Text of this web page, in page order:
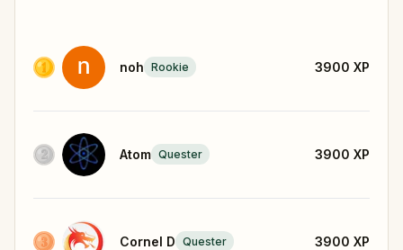
noh Rookie 3900 XP
Atom Quester 3900 XP
Cornel D Quester 3900 XP